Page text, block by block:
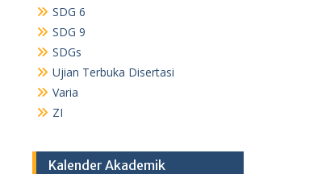
SDG 6
SDG 9
SDGs
Ujian Terbuka Disertasi
Varia
ZI
Kalender Akademik